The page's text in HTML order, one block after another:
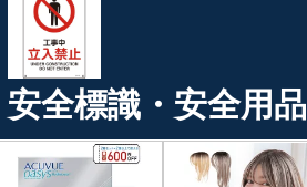
安全標識・安全用品